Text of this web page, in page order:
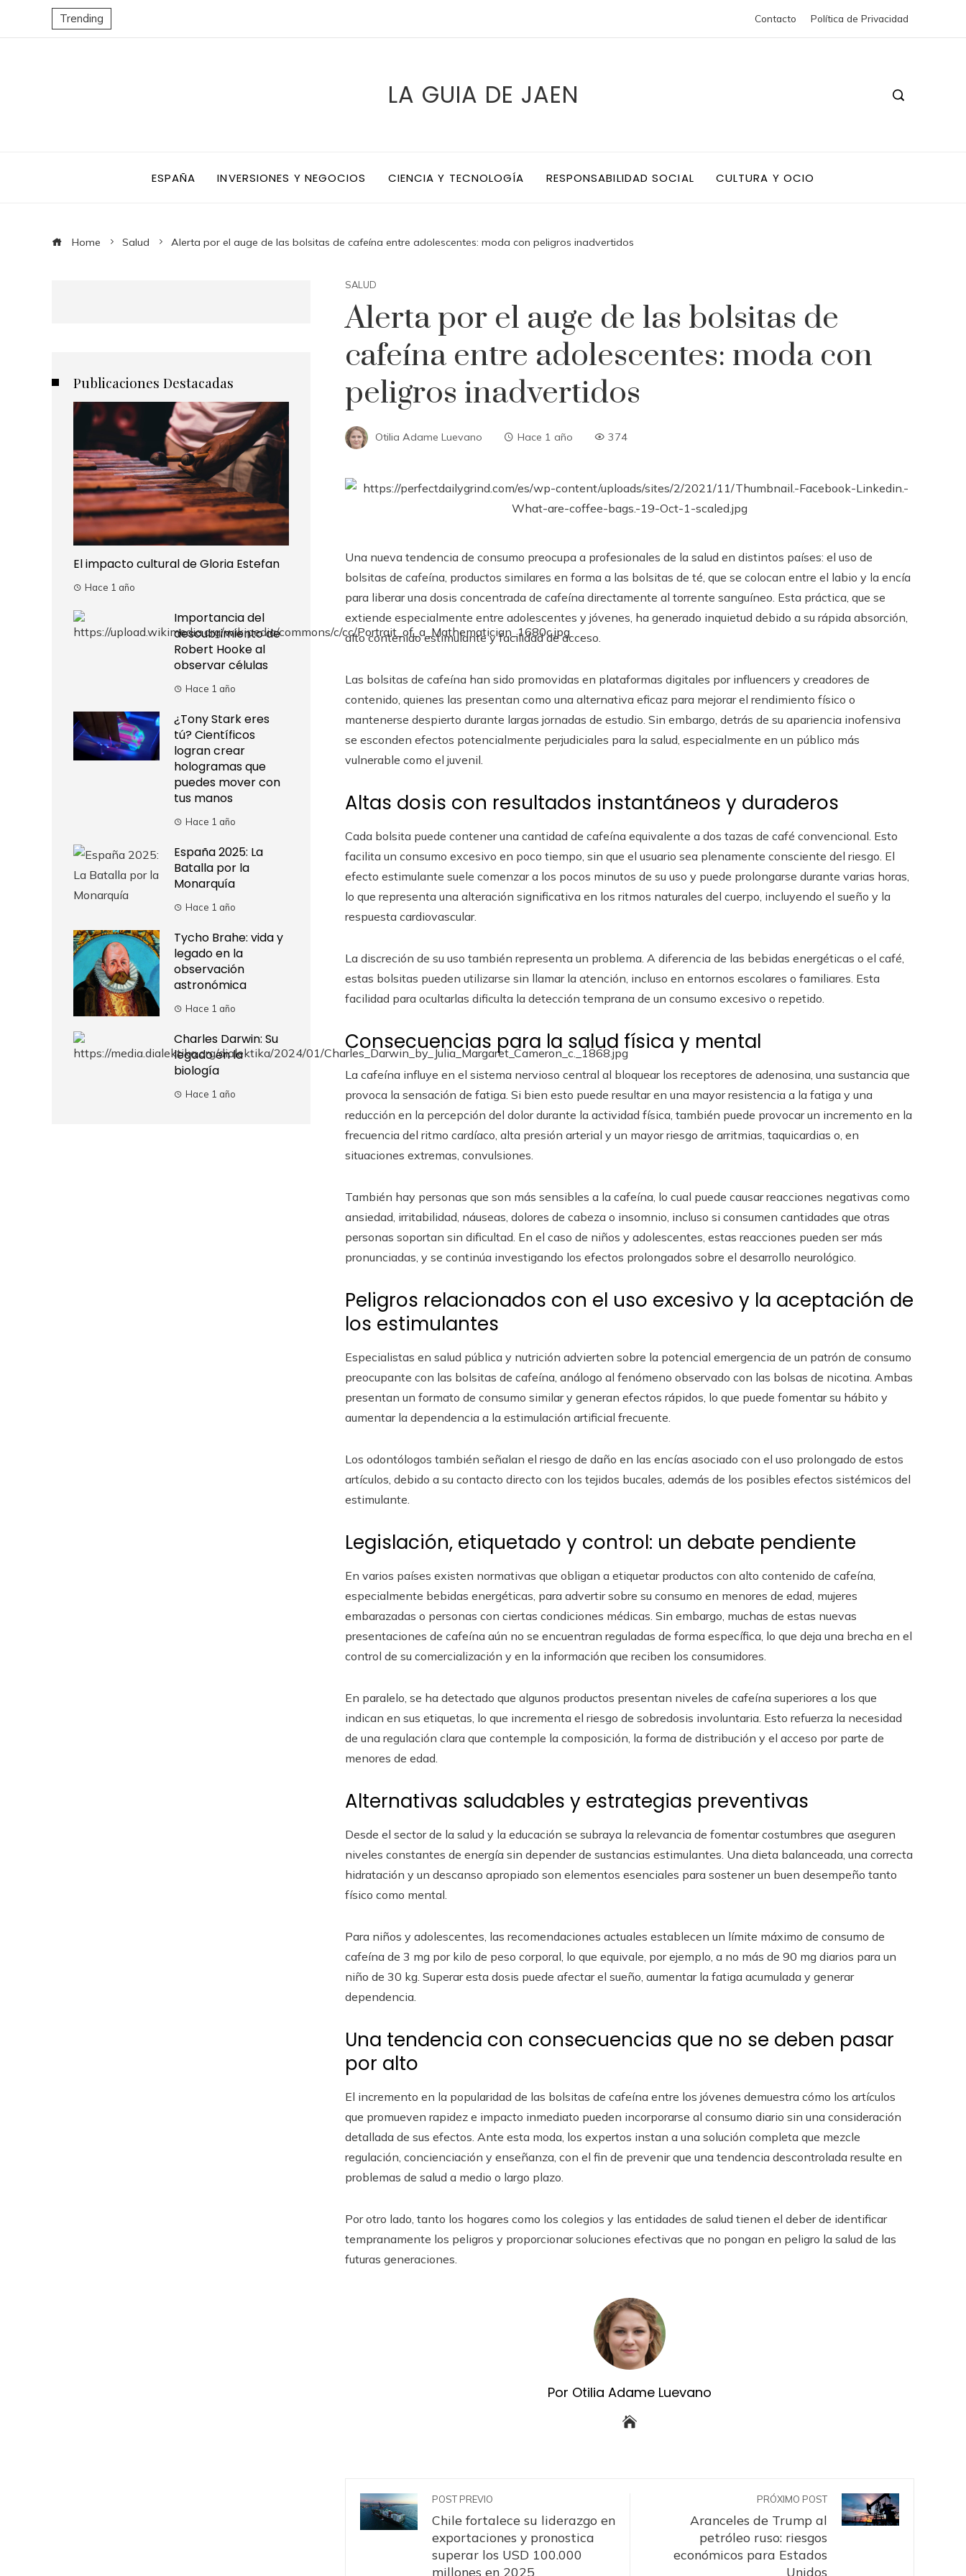
Trending Contacto Política de Privacidad
LA GUIA DE JAEN
ESPAÑA INVERSIONES Y NEGOCIOS CIENCIA Y TECNOLOGÍA RESPONSABILIDAD SOCIAL CULTURA Y OCIO
Home Salud Alerta por el auge de las bolsitas de cafeína entre adolescentes: moda con peligros inadvertidos
SALUD
Alerta por el auge de las bolsitas de
cafeína entre adolescentes: moda con
peligros inadvertidos
Otilia Adame Luevano Hace 1 año 374
Una nueva tendencia de consumo preocupa a profesionales de la salud en distintos países: el uso de
bolsitas de cafeína, productos similares en forma a las bolsitas de té, que se colocan entre el labio y la encía
para liberar una dosis concentrada de cafeína directamente al torrente sanguíneo. Esta práctica, que se
extiende especialmente entre adolescentes y jóvenes, ha generado inquietud debido a su rápida absorción,
alto contenido estimulante y facilidad de acceso.
Las bolsitas de cafeína han sido promovidas en plataformas digitales por influencers y creadores de
contenido, quienes las presentan como una alternativa eficaz para mejorar el rendimiento físico o
mantenerse despierto durante largas jornadas de estudio. Sin embargo, detrás de su apariencia inofensiva
se esconden efectos potencialmente perjudiciales para la salud, especialmente en un público más
vulnerable como el juvenil.
Altas dosis con resultados instantáneos y duraderos
Cada bolsita puede contener una cantidad de cafeína equivalente a dos tazas de café convencional. Esto
facilita un consumo excesivo en poco tiempo, sin que el usuario sea plenamente consciente del riesgo. El
efecto estimulante suele comenzar a los pocos minutos de su uso y puede prolongarse durante varias horas,
lo que representa una alteración significativa en los ritmos naturales del cuerpo, incluyendo el sueño y la
respuesta cardiovascular.
La discreción de su uso también representa un problema. A diferencia de las bebidas energéticas o el café,
estas bolsitas pueden utilizarse sin llamar la atención, incluso en entornos escolares o familiares. Esta
facilidad para ocultarlas dificulta la detección temprana de un consumo excesivo o repetido.
Consecuencias para la salud física y mental
La cafeína influye en el sistema nervioso central al bloquear los receptores de adenosina, una sustancia que
provoca la sensación de fatiga. Si bien esto puede resultar en una mayor resistencia a la fatiga y una
reducción en la percepción del dolor durante la actividad física, también puede provocar un incremento en la
frecuencia del ritmo cardíaco, alta presión arterial y un mayor riesgo de arritmias, taquicardias o, en
situaciones extremas, convulsiones.
También hay personas que son más sensibles a la cafeína, lo cual puede causar reacciones negativas como
ansiedad, irritabilidad, náuseas, dolores de cabeza o insomnio, incluso si consumen cantidades que otras
personas soportan sin dificultad. En el caso de niños y adolescentes, estas reacciones pueden ser más
pronunciadas, y se continúa investigando los efectos prolongados sobre el desarrollo neurológico.
Peligros relacionados con el uso excesivo y la aceptación de
los estimulantes
Especialistas en salud pública y nutrición advierten sobre la potencial emergencia de un patrón de consumo
preocupante con las bolsitas de cafeína, análogo al fenómeno observado con las bolsas de nicotina. Ambas
presentan un formato de consumo similar y generan efectos rápidos, lo que puede fomentar su hábito y
aumentar la dependencia a la estimulación artificial frecuente.
Los odontólogos también señalan el riesgo de daño en las encías asociado con el uso prolongado de estos
artículos, debido a su contacto directo con los tejidos bucales, además de los posibles efectos sistémicos del
estimulante.
Legislación, etiquetado y control: un debate pendiente
En varios países existen normativas que obligan a etiquetar productos con alto contenido de cafeína,
especialmente bebidas energéticas, para advertir sobre su consumo en menores de edad, mujeres
embarazadas o personas con ciertas condiciones médicas. Sin embargo, muchas de estas nuevas
presentaciones de cafeína aún no se encuentran reguladas de forma específica, lo que deja una brecha en el
control de su comercialización y en la información que reciben los consumidores.
En paralelo, se ha detectado que algunos productos presentan niveles de cafeína superiores a los que
indican en sus etiquetas, lo que incrementa el riesgo de sobredosis involuntaria. Esto refuerza la necesidad
de una regulación clara que contemple la composición, la forma de distribución y el acceso por parte de
menores de edad.
Alternativas saludables y estrategias preventivas
Desde el sector de la salud y la educación se subraya la relevancia de fomentar costumbres que aseguren
niveles constantes de energía sin depender de sustancias estimulantes. Una dieta balanceada, una correcta
hidratación y un descanso apropiado son elementos esenciales para sostener un buen desempeño tanto
físico como mental.
Para niños y adolescentes, las recomendaciones actuales establecen un límite máximo de consumo de
cafeína de 3 mg por kilo de peso corporal, lo que equivale, por ejemplo, a no más de 90 mg diarios para un
niño de 30 kg. Superar esta dosis puede afectar el sueño, aumentar la fatiga acumulada y generar
dependencia.
Una tendencia con consecuencias que no se deben pasar
por alto
El incremento en la popularidad de las bolsitas de cafeína entre los jóvenes demuestra cómo los artículos
que promueven rapidez e impacto inmediato pueden incorporarse al consumo diario sin una consideración
detallada de sus efectos. Ante esta moda, los expertos instan a una solución completa que mezcle
regulación, concienciación y enseñanza, con el fin de prevenir que una tendencia descontrolada resulte en
problemas de salud a medio o largo plazo.
Por otro lado, tanto los hogares como los colegios y las entidades de salud tienen el deber de identificar
tempranamente los peligros y proporcionar soluciones efectivas que no pongan en peligro la salud de las
futuras generaciones.
Por Otilia Adame Luevano
POST PREVIO
Chile fortalece su liderazgo en
exportaciones y pronostica
superar los USD 100.000
millones en 2025
PRÓXIMO POST
Aranceles de Trump al
petróleo ruso: riesgos
económicos para Estados
Unidos
Publicaciones Destacadas
El impacto cultural de Gloria Estefan
Hace 1 año
Importancia del
descubrimiento de
Robert Hooke al
observar células
Hace 1 año
¿Tony Stark eres
tú? Científicos
logran crear
hologramas que
puedes mover con
tus manos
Hace 1 año
España 2025: La
Batalla por la
Monarquía
Hace 1 año
Tycho Brahe: vida y
legado en la
observación
astronómica
Hace 1 año
Charles Darwin: Su
legado en la
biología
Hace 1 año